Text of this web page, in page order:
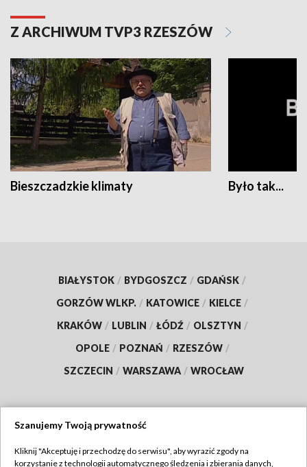
Z ARCHIWUM TVP3 RZESZÓW
Bieszczadzkie klimaty Było tak...
BIAŁYSTOK / BYDGOSZCZ / GDAŃSK /
GORZÓW WLKP. / KATOWICE / KIELCE /
KRAKÓW / LUBLIN / ŁÓDŹ / OLSZTYN /
OPOLE / POZNAŃ / RZESZÓW /
SZCZECIN / WARSZAWA / WROCŁAW
Szanujemy Twoją prywatność
Kliknij "Akceptuję i przechodzę do serwisu", aby wyrazić zgody na
korzystanie z technologii automatycznego śledzenia i zbierania danych,